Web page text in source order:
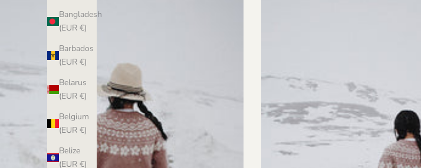
Bangladesh
(EUR €)
Barbados
(EUR €)
Belarus
(EUR €)
Belgium
(EUR €)
Belize
(EUR €)